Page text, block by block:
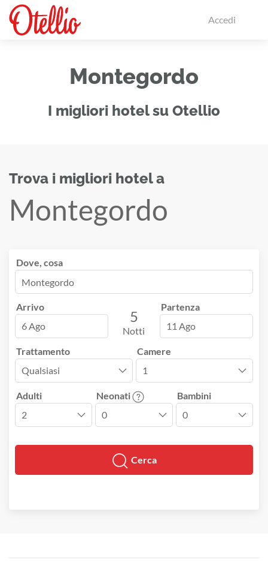
Accedi
Montegordo
I migliori hotel su Otellio
Trova i migliori hotel a
Montegordo
Dove, cosa
Arrivo
6 Ago
5
Notti
Partenza
11 Ago
Trattamento Camere
Adulti Neonati Bambini
Cerca